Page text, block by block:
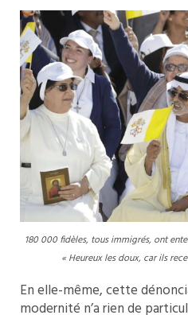
180 000 fidèles, tous immigrés, ont
« Heureux les doux, car ils
En elle-même, cette
modernité n’a rien de